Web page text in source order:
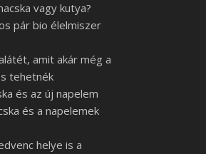
vagy kutya?
pár bio élelmiszer
amit akár még a
tehetnék
és az új napelem
és a napelemek
helye is a